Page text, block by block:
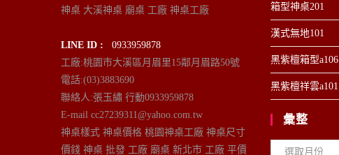
神桌 大溪神桌 廟桌 工廠 神桌工廠
LINE ID :
0933959878
工廠:桃園市大溪區月眉里15鄰月眉路50號
電話:(03)3883690
聯絡人:張玉繡 行動0933959878
E-mail cc27239311@yahoo.com.tw
神桌樣式 神桌價格 桃園神桌工廠 神桌尺寸
價錢 神桌 批發 工廠 廟桌 新北市 工廠 平價
箱型神桌201
漢式無地101
黑紫檀箱型a106
黑紫檀祥雲a101
彙整